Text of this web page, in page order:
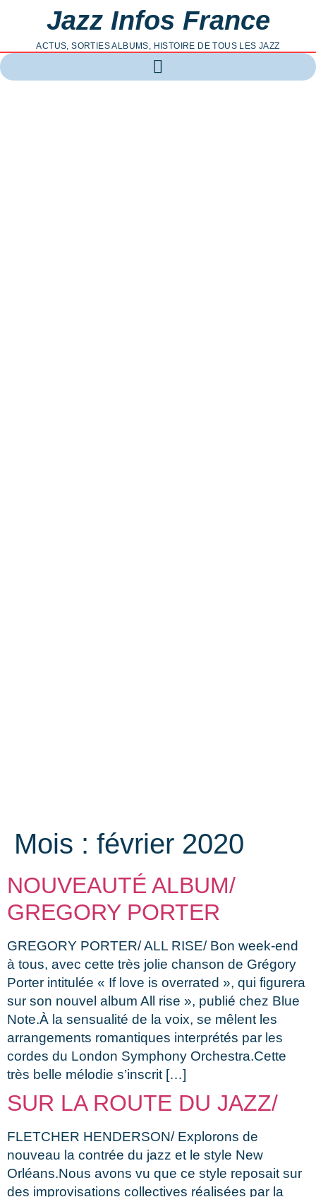
Jazz Infos France
ACTUS, SORTIES ALBUMS, HISTOIRE DE TOUS LES JAZZ
Mois : février 2020
NOUVEAUTÉ ALBUM/
GREGORY PORTER
GREGORY PORTER/ ALL RISE/ Bon week-end
à tous, avec cette très jolie chanson de Grégory
Porter intitulée « If love is overrated », qui figurera
sur son nouvel album All rise », publié chez Blue
Note.À la sensualité de la voix, se mêlent les
arrangements romantiques interprétés par les
cordes du London Symphony Orchestra.Cette
très belle mélodie s’inscrit […]
SUR LA ROUTE DU JAZZ/
FLETCHER HENDERSON/ Explorons de
nouveau la contrée du jazz et le style New
Orléans.Nous avons vu que ce style reposait sur
des improvisations collectives réalisées par la